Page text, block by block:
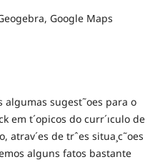
Google Maps
sugest˜oes para o
em t´opicos do curr´ıculo de
atrav´es de trˆes situa¸c˜oes
alguns fatos bastante